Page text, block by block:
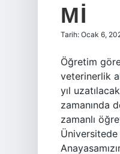
MI
Tarih: Ocak 6,
Öğretim
veterinerlik
yıl
zamanında
zamanlı